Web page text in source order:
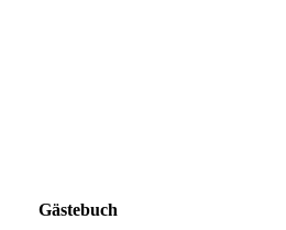
Gästebuch